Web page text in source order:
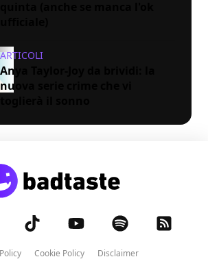
ARTICOLI
Anya Taylor-Joy da brividi: la
nuova serie crime che vi
Cookie Policy
Disclaimer